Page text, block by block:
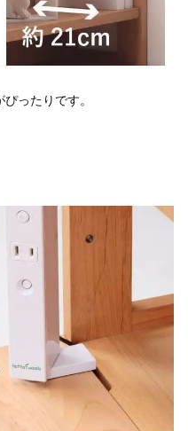
ったりです。